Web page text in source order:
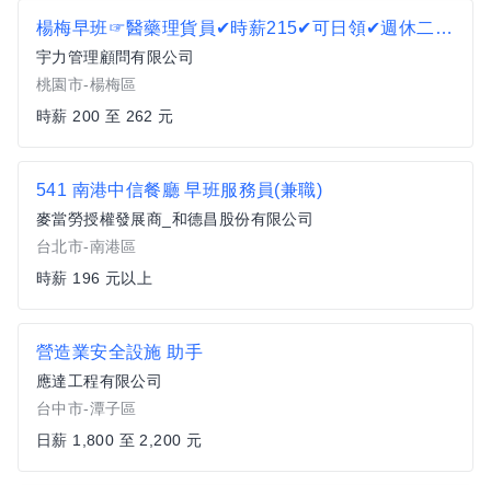
楊梅早班☞醫藥理貨員✔時薪215✔可日領✔週休二日EL
宇力管理顧問有限公司
桃園市-楊梅區
時薪 200 至 262 元
541 南港中信餐廳 早班服務員(兼職)
麥當勞授權發展商_和德昌股份有限公司
台北市-南港區
時薪 196 元以上
營造業安全設施 助手
應達工程有限公司
台中市-潭子區
日薪 1,800 至 2,200 元